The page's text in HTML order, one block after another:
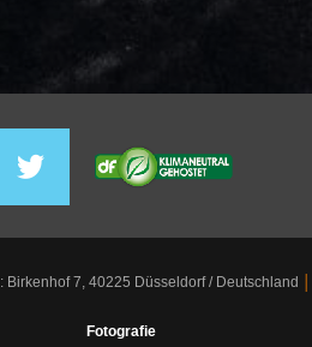
Birkenhof 7, 40225 Düsseldorf / Deutschland
Fotografie